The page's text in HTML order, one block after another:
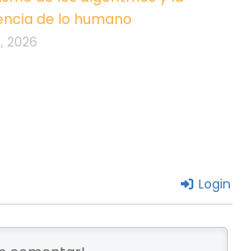
de lo humano
2026
Login